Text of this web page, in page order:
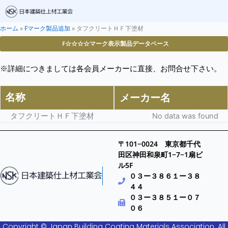
ホーム » Fマーク製品追加 » タフクリートＨＦ下塗材
F☆☆☆☆マーク表示製品データベース
※詳細につきましては各会員メーカーに直接、お問合せ下さい。
名称 メーカー名
タフクリートＨＦ下塗材 No data was found
〒101−0024 東京都千代
田区神田和泉町1−7−1扇ビ
ル5F
０３ー３８６１ー３８
４４
０３ー３８５１ー０７
０６